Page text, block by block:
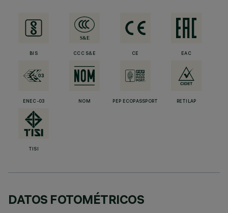
BIS CCC S&E CE EAC
ENEC-03 NOM PEP ECOPASSPORT RETILAP
TISI
DATOS FOTOMÉTRICOS